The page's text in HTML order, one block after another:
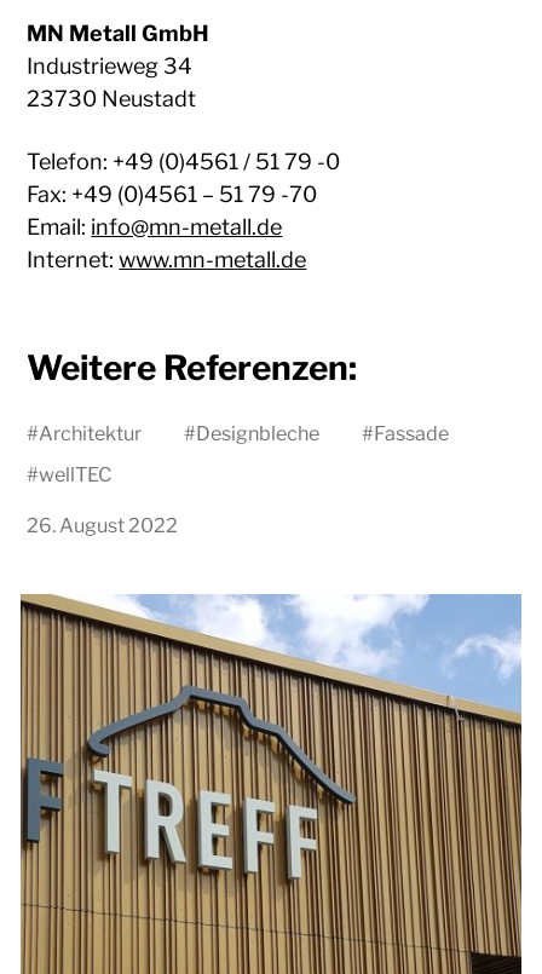
MN Metall GmbH
Industrieweg 34
23730 Neustadt
Telefon: +49 (0)4561 / 51 79 -0
Fax: +49 (0)4561 – 51 79 -70
Email: info@mn-metall.de
Internet:www.mn-metall.de
Weitere Referenzen:
#Architektur #Designbleche #Fassade
#wellTEC
26. August 2022